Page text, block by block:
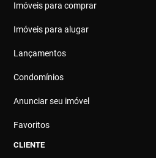
Imóveis para comprar
Imóveis para alugar
Lançamentos
Condomínios
Anunciar seu imóvel
Favoritos
CLIENTE